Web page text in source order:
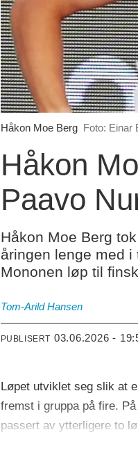
Håkon Moe Berg Foto: Einar
Håkon
Paavo
Håkon Moe Berg
åringen lenge med
Mononen løp til
Tom-Arild Hansen
PUBLISERT 03.06.2026 -
Løpet utviklet seg slik at
fremst i gruppa på fire.
passert av ytterligere to